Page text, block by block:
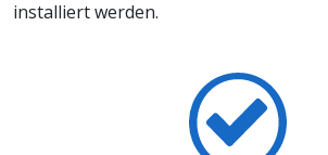
installiert werden.